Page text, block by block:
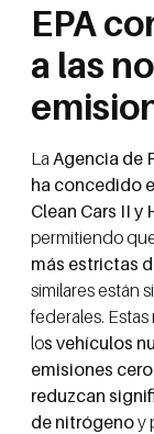
EPA
a las
La Agencia de
ha concedido
Clean Cars II y
permitiendo
más estrictas
similares están
federales.
los vehículos
emisiones
reduzcan
de nitrógenoy